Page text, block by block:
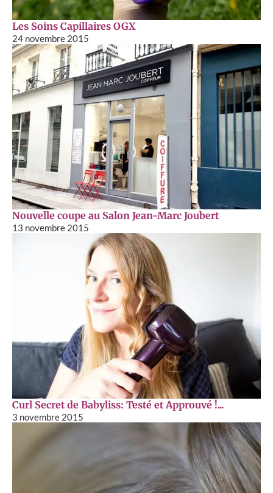
Les Soins Capillaires OGX
24 novembre 2015
Nouvelle coupe au Salon Jean-Marc Joubert
13 novembre 2015
Curl Secret de Babyliss: Testé et Approuvé !...
3 novembre 2015